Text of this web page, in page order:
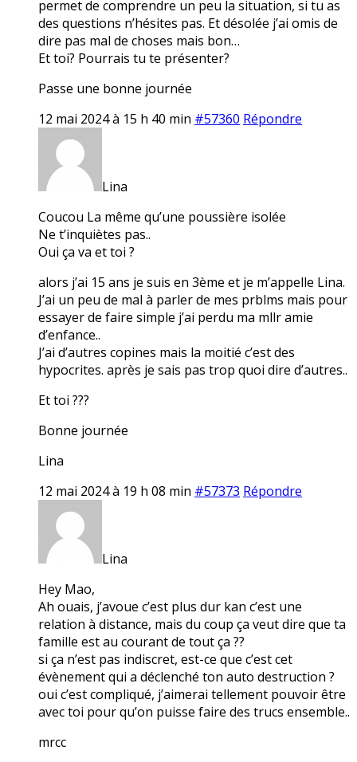
permet de comprendre un peu la situation, si tu as
des questions n’hésites pas. Et désolée j’ai omis de
dire pas mal de choses mais bon…
Et toi? Pourrais tu te présenter?
Passe une bonne journée
12 mai 2024 à 15 h 40 min #57360 Répondre
Lina
Coucou La même qu’une poussière isolée
Ne t’inquiètes pas..
Oui ça va et toi ?
alors j’ai 15 ans je suis en 3ème et je m’appelle Lina.
J’ai un peu de mal à parler de mes prblms mais pour
essayer de faire simple j’ai perdu ma mllr amie
d’enfance..
J’ai d’autres copines mais la moitié c’est des
hypocrites. après je sais pas trop quoi dire d’autres..
Et toi ???
Bonne journée
Lina
12 mai 2024 à 19 h 08 min #57373 Répondre
Lina
Hey Mao,
Ah ouais, j’avoue c’est plus dur kan c’est une
relation à distance, mais du coup ça veut dire que ta
famille est au courant de tout ça ??
si ça n’est pas indiscret, est-ce que c’est cet
évènement qui a déclenché ton auto destruction ?
oui c’est compliqué, j’aimerai tellement pouvoir être
avec toi pour qu’on puisse faire des trucs ensemble..
mrcc